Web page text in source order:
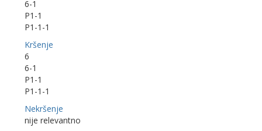
6-1
P1-1
P1-1-1
Kršenje
6
6-1
P1-1
P1-1-1
Nekršenje
nije relevantno